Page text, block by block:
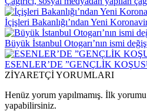
İçişleri Bakanlığı’ndan Yeni
Büyük İstanbul Otogarı’nın ismi
ESENLER’DE ”GENÇLİK
ZİYARETÇİ YORUMLARI
Henüz yorum yapılmamış. İlk yorumu
yapabilirsiniz.